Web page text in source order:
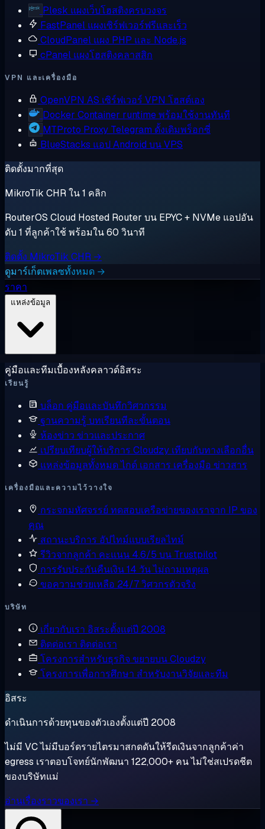
Plesk แผงเว็บโฮสติงครบวงจร
FastPanel แผงเซิร์ฟเวอร์ฟรีและเร็ว
CloudPanel แผง PHP และ Node.js
cPanel แผงโฮสติงคลาสสิก
VPN และเครื่องมือ
OpenVPN AS เซิร์ฟเวอร์ VPN โฮสต์เอง
Docker Container runtime พร้อมใช้งานทันที
MTProto Proxy Telegram ดั้งเดิมพร็อกซี่
BlueStacks แอป Android บน VPS
ติดตั้งมากที่สุด
MikroTik CHR ใน 1 คลิก
RouterOS Cloud Hosted Router บน EPYC + NVMe แอปอัน
ดับ 1 ที่ลูกค้าใช้ พร้อมใน 60 วินาที
ติดตั้ง MikroTik CHR →
ดูมาร์เก็ตเพลซทั้งหมด →
ราคา
คู่มือและทีมเบื้องหลังคลาวด์อิสระ
เรียนรู้
บล็อก คู่มือและบันทึกวิศวกรรม
ฐานความรู้ บทเรียนทีละขั้นตอน
ห้องข่าว ข่าวและประกาศ
เปรียบเทียบผู้ให้บริการ Cloudzy เทียบกับทางเลือกอื่น
แหล่งข้อมูลทั้งหมดไกด์ เอกสาร เครื่องมือ ข่าวสาร
เครื่องมือและความไว้วางใจ
กระจกมหัศจรรย์ ทดสอบเครือข่ายของเราจาก IP ของ
คุณ
สถานะบริการ อัปไทม์แบบเรียลไทม์
รีวิวจากลูกค้า คะแนน 4.6/5 บน Trustpilot
การรับประกันคืนเงิน14 วัน ไม่ถามเหตุผล
ขอความช่วยเหลือ 24/7 วิศวกรตัวจริง
บริษัท
เกี่ยวกับเรา อิสระตั้งแต่ปี 2008
ติดต่อเรา ติดต่อเรา
โครงการสำหรับธุรกิจ ขยายบน Cloudzy
โครงการเพื่อการศึกษา สำหรับงานวิจัยและทีม
อิสระ
ดำเนินการด้วยทุนของตัวเองตั้งแต่ปี 2008
ไม่มี VC ไม่มีบอร์ดรายไตรมาสกดดันให้รีดเงินจากลูกค้าค่า
egress เราตอบโจทย์นักพัฒนา 122,000+ คน ไม่ใช่สเปรดชีต
ของบริษัทแม่
อ่านเรื่องราวของเรา →